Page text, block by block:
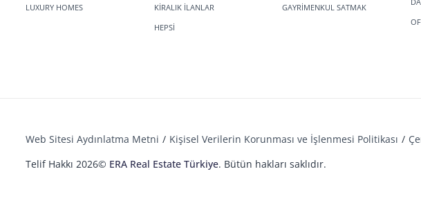
LUXURY HOMES
KİRALIK İLANLAR
HEPSİ
GAYRİMENKUL SATMAK
Web Sitesi Aydınlatma Metni Kişisel Verilerin Korunması ve İşlenmesi Politikası
Telif Hakkı 2026© ERA Real Estate Türkiye. Bütün hakları saklıdır.